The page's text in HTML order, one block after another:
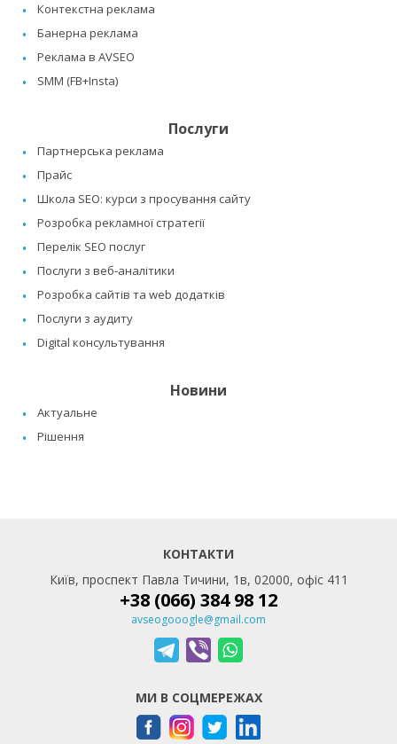
Контекстна реклама
Банерна реклама
Реклама в AVSEO
SMM (FB+Insta)
Послуги
Партнерська реклама
Прайс
Школа SEO: курси з просування сайту
Розробка рекламної стратегії
Перелік SEO послуг
Послуги з веб-аналітики
Розробка сайтів та web додатків
Послуги з аудиту
Digital консультування
Новини
Актуальне
Рішення
КОНТАКТИ
Київ, проспект Павла Тичини, 1в, 02000, офіс 411
+38 (066) 384 98 12
avseogooogle@gmail.com
МИ В СОЦМЕРЕЖАХ